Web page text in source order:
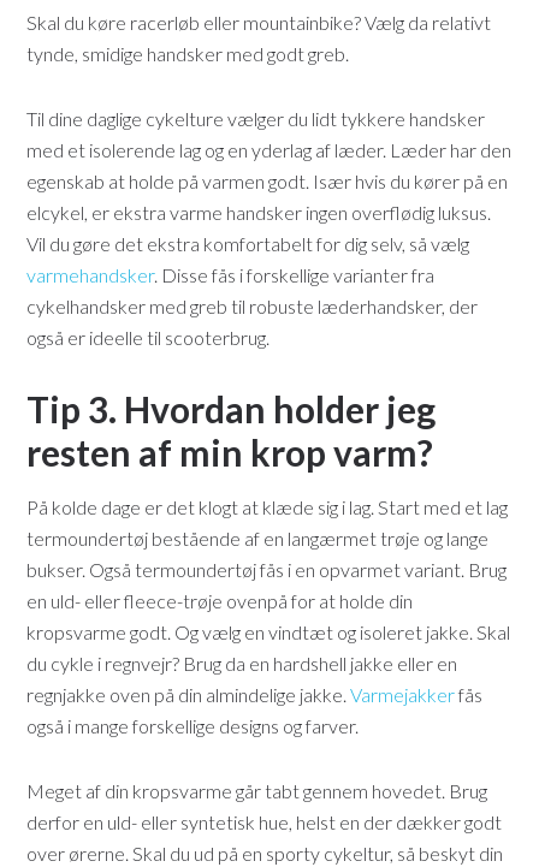
Skal du køre racerløb eller mountainbike? Vælg da relativt
tynde, smidige handsker med godt greb.
Til dine daglige cykelture vælger du lidt tykkere handsker
med et isolerende lag og en yderlag af læder. Læder har den
egenskab at holde på varmen godt. Især hvis du kører på en
elcykel, er ekstra varme handsker ingen overflødig luksus.
Vil du gøre det ekstra komfortabelt for dig selv, så vælg
varmehandsker. Disse fås i forskellige varianter fra
cykelhandsker med greb til robuste læderhandsker, der
også er ideelle til scooterbrug.
Tip 3. Hvordan holder jeg
resten af min krop varm?
På kolde dage er det klogt at klæde sig i lag. Start med et lag
termoundertøj bestående af en langærmet trøje og lange
bukser. Også termoundertøj fås i en opvarmet variant. Brug
en uld- eller fleece-trøje ovenpå for at holde din
kropsvarme godt. Og vælg en vindtæt og isoleret jakke. Skal
du cykle i regnvejr? Brug da en hardshell jakke eller en
regnjakke oven på din almindelige jakke.Varmejakkerfås
også i mange forskellige designs og farver.
Meget af din kropsvarme går tabt gennem hovedet. Brug
derfor en uld- eller syntetisk hue, helst en der dækker godt
over ørerne. Skal du ud på en sporty cykeltur, så beskyt din